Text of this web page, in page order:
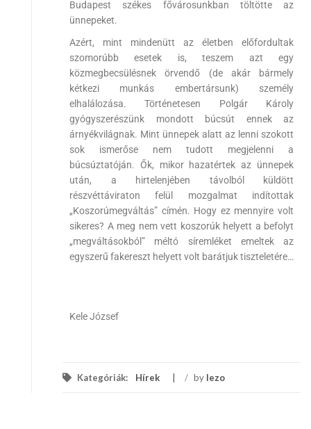
Budapest székes fővárosunkban töltötte az
ünnepeket.
Azért, mint mindenütt az életben előfordultak
szomorúbb esetek is, teszem azt egy
közmegbecsülésnek örvendő (de akár bármely
kétkezi munkás embertársunk) személy
elhalálozása. Történetesen Polgár Károly
gyógyszerészünk mondott búcsút ennek az
árnyékvilágnak. Mint ünnepek alatt az lenni szokott
sok ismerőse nem tudott megjelenni a
búcsúztatóján. Ők, mikor hazatértek az ünnepek
után, a hirtelenjében távolból küldött
részvéttáviraton felül mozgalmat indítottak
„Koszorúmegváltás” címén. Hogy ez mennyire volt
sikeres? A meg nem vett koszorúk helyett a befolyt
„megváltásokból” méltó síremléket emeltek az
egyszerű fakereszt helyett volt barátjuk tiszteletére…
Kele József
Kategóriák: Hírek / by lezo